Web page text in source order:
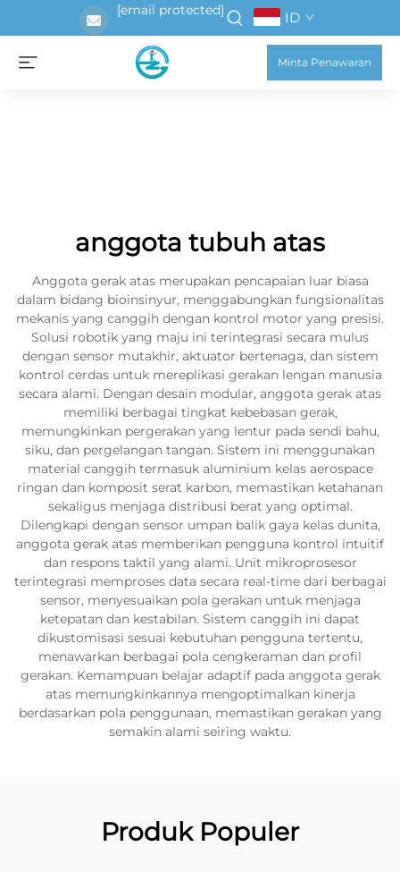
[email protected] ID
Minta Penawaran
anggota tubuh atas
Anggota gerak atas merupakan pencapaian luar biasa
dalam bidang bioinsinyur, menggabungkan fungsionalitas
mekanis yang canggih dengan kontrol motor yang presisi.
Solusi robotik yang maju ini terintegrasi secara mulus
dengan sensor mutakhir, aktuator bertenaga, dan sistem
kontrol cerdas untuk mereplikasi gerakan lengan manusia
secara alami. Dengan desain modular, anggota gerak atas
memiliki berbagai tingkat kebebasan gerak,
memungkinkan pergerakan yang lentur pada sendi bahu,
siku, dan pergelangan tangan. Sistem ini menggunakan
material canggih termasuk aluminium kelas aerospace
ringan dan komposit serat karbon, memastikan ketahanan
sekaligus menjaga distribusi berat yang optimal.
Dilengkapi dengan sensor umpan balik gaya kelas dunita,
anggota gerak atas memberikan pengguna kontrol intuitif
dan respons taktil yang alami. Unit mikroprosesor
terintegrasi memproses data secara real-time dari berbagai
sensor, menyesuaikan pola gerakan untuk menjaga
ketepatan dan kestabilan. Sistem canggih ini dapat
dikustomisasi sesuai kebutuhan pengguna tertentu,
menawarkan berbagai pola cengkeraman dan profil
gerakan. Kemampuan belajar adaptif pada anggota gerak
atas memungkinkannya mengoptimalkan kinerja
berdasarkan pola penggunaan, memastikan gerakan yang
semakin alami seiring waktu.
Produk Populer